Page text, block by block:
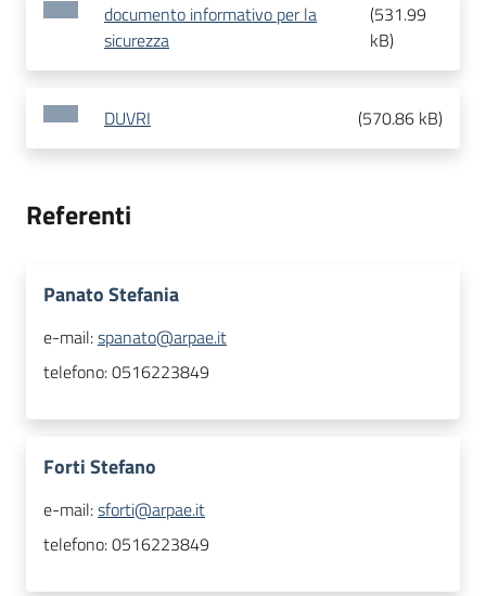
documento informativo per la
sicurezza
(531.99
kB)
DUVRI (570.86 kB)
Referenti
Panato Stefania
e-mail:spanato@arpae.it
telefono:0516223849
Forti Stefano
e-mail:sforti@arpae.it
telefono:0516223849